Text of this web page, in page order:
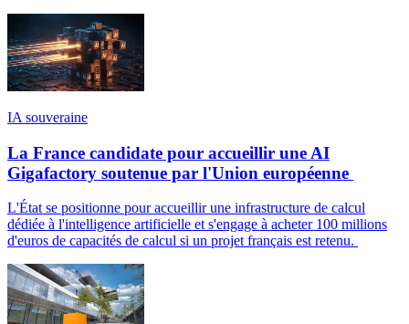
IA souveraine
La France candidate pour accueillir une AI
Gigafactory soutenue par l'Union européenne
L'État se positionne pour accueillir une infrastructure de calcul
dédiée à l'intelligence artificielle et s'engage à acheter 100 millions
d'euros de capacités de calcul si un projet français est retenu.